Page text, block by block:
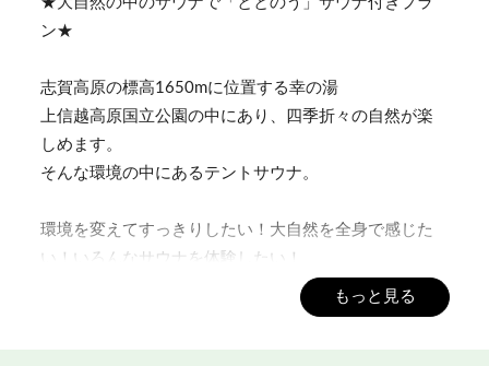
ン★
志賀高原の標高1650mに位置する幸の湯
上信越高原国立公園の中にあり、四季折々の自然が楽
しめます。
そんな環境の中にあるテントサウナ。
環境を変えてすっきりしたい！大自然を全身で感じた
い！いろんなサウナを体験したい！
サウナの後はのんびり過ごしたい。
そんなあなたにぴったりのサウナ付き宿泊プランをご
もっと見る